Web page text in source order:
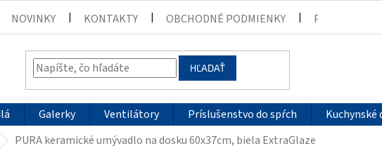
NOVINKY KONTAKTY OBCHODNÉ PODMIENKY PODMIENKY
HĽADAŤ
Galerky Ventilátory Príslušenstvo do spŕch Kuchynské
PURA keramické umývadlo na dosku 60x37cm, biela ExtraGlaze